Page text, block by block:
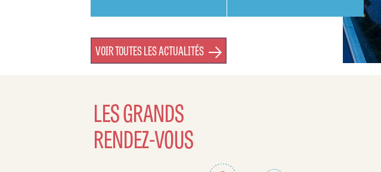
VOIR TOUTES LES ACTUALITÉS
LES GRANDS
RENDEZ-VOUS